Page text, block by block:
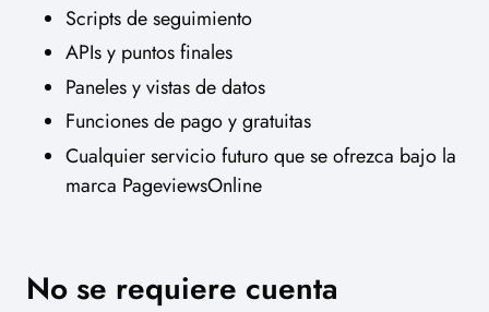
Scripts de seguimiento
APIs y puntos finales
Paneles y vistas de datos
Funciones de pago y gratuitas
Cualquier servicio futuro que se ofrezca bajo la
marca PageviewsOnline
No se requiere cuenta